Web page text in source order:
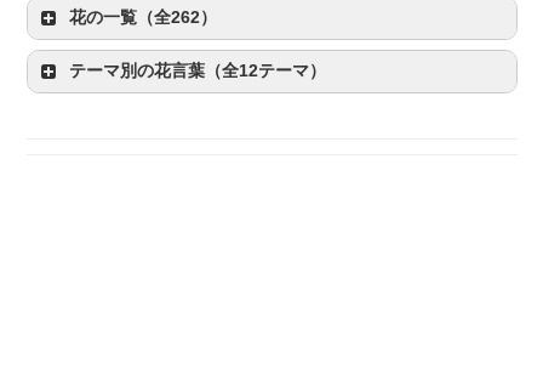
花の一覧（全262）
テーマ別の花言葉（全12テーマ）